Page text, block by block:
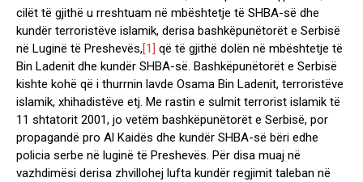
cilët të gjithë u rreshtuam në mbështetje të SHBA-së dhe
kundër terroristëve islamik, derisa bashkëpunëtorët e Serbisë
në Luginë të Preshevës,[1] që të gjithë dolën në mbështetje të
Bin Ladenit dhe kundër SHBA-së. Bashkëpunëtorët e Serbisë
kishte kohë që i thurrnin lavde Osama Bin Ladenit, terroristëve
islamik, xhihadistëve etj. Me rastin e sulmit terrorist islamik të
11 shtatorit 2001, jo vetëm bashkëpunëtorët e Serbisë, por
propagandë pro Al Kaidës dhe kundër SHBA-së bëri edhe
policia serbe në luginë të Preshevës. Për disa muaj në
vazhdimësi derisa zhvillohej lufta kundër regjimit taleban në